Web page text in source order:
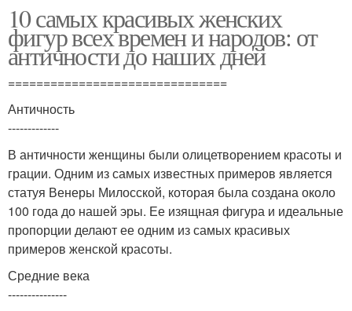
10 самых красивых женских
фигур всех времен и народов: от
античности до наших дней
===============================
Античность
-------------
В античности женщины были олицетворением красоты и
грации. Одним из самых известных примеров является
статуя Венеры Милосской, которая была создана около
100 года до нашей эры. Ее изящная фигура и идеальные
пропорции делают ее одним из самых красивых
примеров женской красоты.
Средние века
---------------